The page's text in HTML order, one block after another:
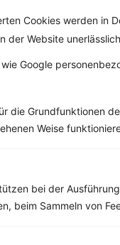
Cookies werden in
der Website
Google
die Grundfunktionen
Weise
bei der
beim Sammeln von
Weitere
‹